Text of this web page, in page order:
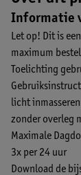
Informatie
Let op! Dit is
maximum
Toelichting
licht
zonder overleg
Maximale
3x per 24 uur
Download de